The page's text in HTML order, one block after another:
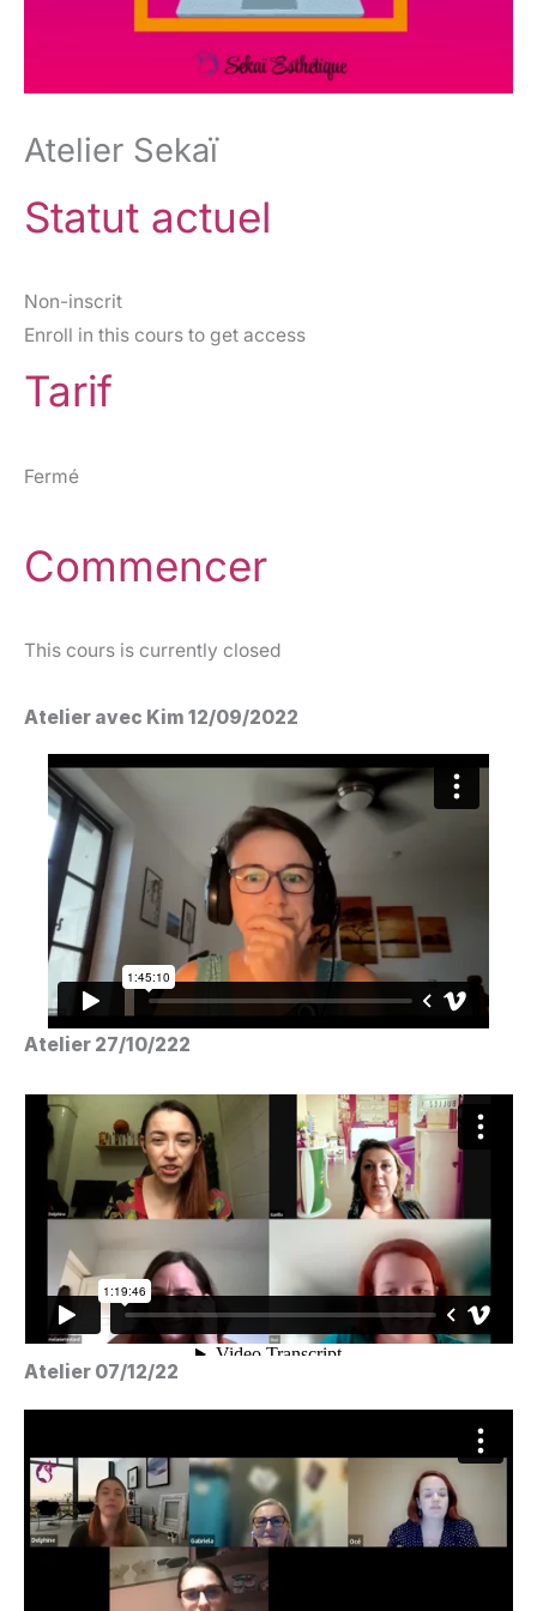
Atelier Sekaï
Statut actuel
Non-inscrit
Enroll in this cours to get access
Tarif
Fermé
Commencer
This cours is currently closed
Atelier avec Kim 12/09/2022
Atelier 27/10/222
Atelier 07/12/22